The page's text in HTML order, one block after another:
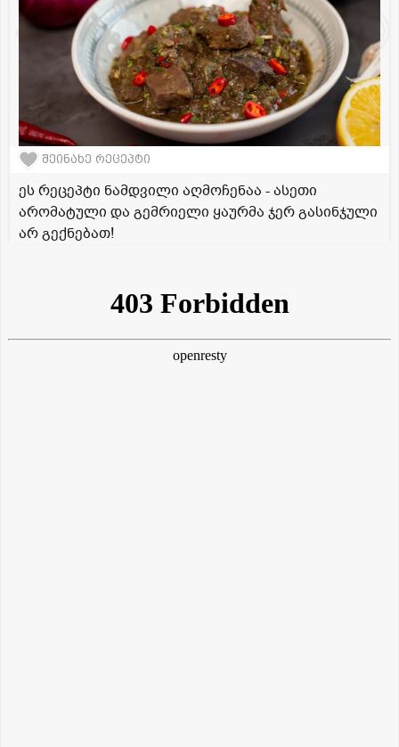
შეინახე რეცეპტი
ეს რეცეპტი ნამდვილი აღმოჩენაა - ასეთი
არომატული და გემრიელი ყაურმა ჯერ გასინჯული
არ გექნებათ!